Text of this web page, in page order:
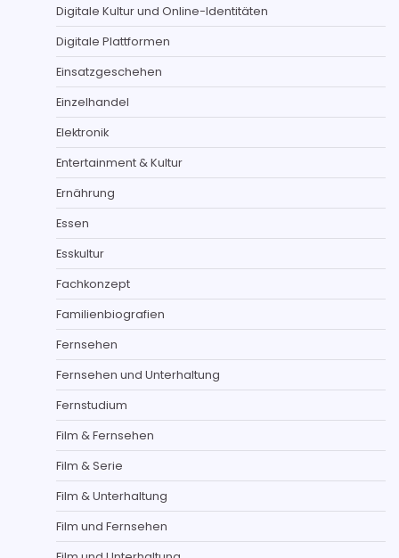
Digitale Kultur und Online-Identitäten
Digitale Plattformen
Einsatzgeschehen
Einzelhandel
Elektronik
Entertainment & Kultur
Ernährung
Essen
Esskultur
Fachkonzept
Familienbiografien
Fernsehen
Fernsehen und Unterhaltung
Fernstudium
Film & Fernsehen
Film & Serie
Film & Unterhaltung
Film und Fernsehen